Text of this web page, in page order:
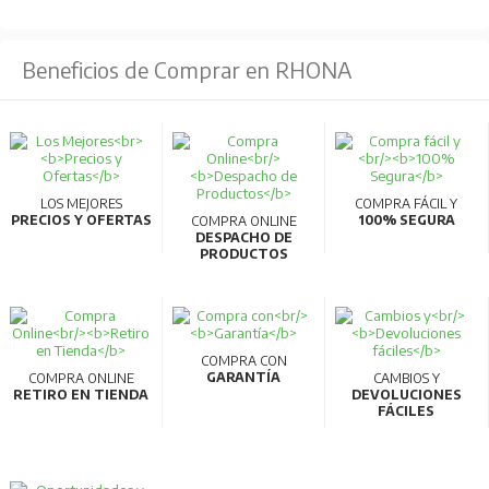
Beneficios de Comprar en RHONA
LOS MEJORES
PRECIOS Y OFERTAS
COMPRA ONLINE
DESPACHO DE
PRODUCTOS
COMPRA FÁCIL Y
100% SEGURA
COMPRA ONLINE
RETIRO EN TIENDA
COMPRA CON
GARANTÍA
CAMBIOS Y
DEVOLUCIONES
FÁCILES